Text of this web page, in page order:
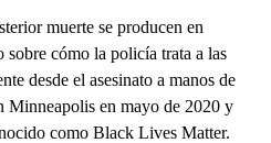
muerte se producen en
cómo la policía trata a las
desde el asesinato a manos de
Minneapolis en mayo de 2020 y
como Black Lives Matter.